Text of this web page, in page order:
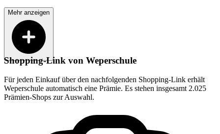
Mehr anzeigen
Shopping-Link von Weperschule
Für jeden Einkauf über den nachfolgenden Shopping-Link erhält
Weperschule automatisch eine Prämie. Es stehen insgesamt 2.025
Prämien-Shops zur Auswahl.